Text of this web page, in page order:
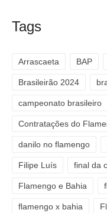
Tags
Arrascaeta BAP
Brasileirão 2024
campeonato brasileiro
Contratações do
danilo no flamengo
Filipe Luís final da
Flamengo e Bahia
flamengo x bahia